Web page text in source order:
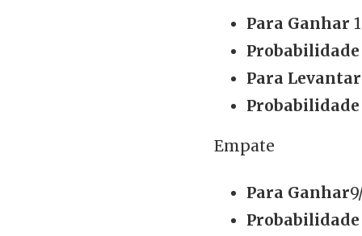
Para Ganhar
Para
Empate
Para Ganhar